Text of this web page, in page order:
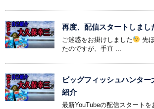
再度、配信スタートしまし
ご迷惑をお掛けしました
先
たのですが、手直 ...
ビッグフィッシュハンター
紹介
最新YouTubeの配信スタートを